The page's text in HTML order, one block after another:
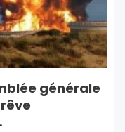
générale